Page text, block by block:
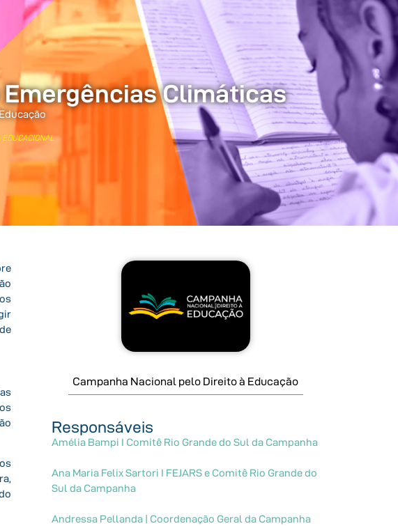
Climáticas
EDUCACIONAL
Campanha Nacional pelo Direito à Educação
Responsáveis
Amélia Bampi I Comitê Rio Grande do Sul da Campanha
Ana Maria Felix Sartori I FEJARS e Comitê Rio Grande do
Sul da Campanha
Andressa Pellanda | Coordenação Geral da Campanha